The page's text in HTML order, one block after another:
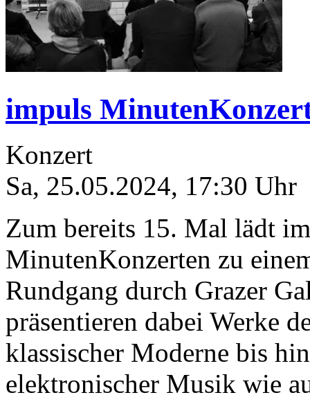
impuls
Konzert
Sa, 25.05.2024, 17:30 Uhr
Zum bereits 15. Mal lädt
MinutenKonzerten zu
Rundgang durch Grazer
präsentieren dabei Werke
klassischer Moderne bis
elektronischer Musik wie